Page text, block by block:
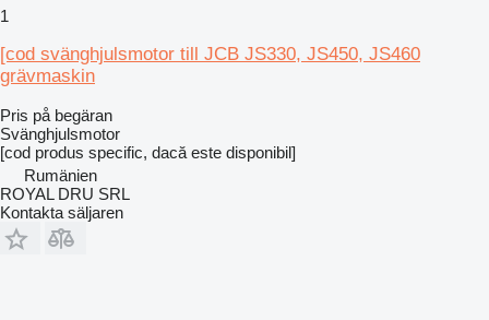
1
[cod svänghjulsmotor till JCB JS330, JS450, JS460
grävmaskin
Pris på begäran
Svänghjulsmotor
[cod produs specific, dacă este disponibil]
Rumänien
ROYAL DRU SRL
Kontakta säljaren